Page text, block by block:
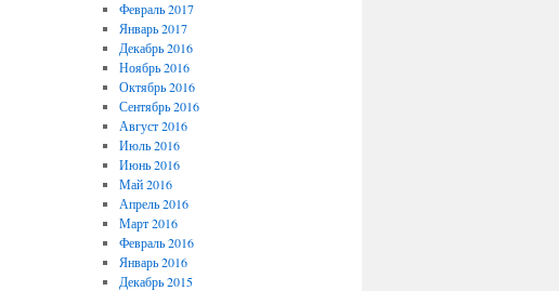
Февраль 2017
Январь 2017
Декабрь 2016
Ноябрь 2016
Октябрь 2016
Сентябрь 2016
Август 2016
Июль 2016
Июнь 2016
Май 2016
Апрель 2016
Март 2016
Февраль 2016
Январь 2016
Декабрь 2015